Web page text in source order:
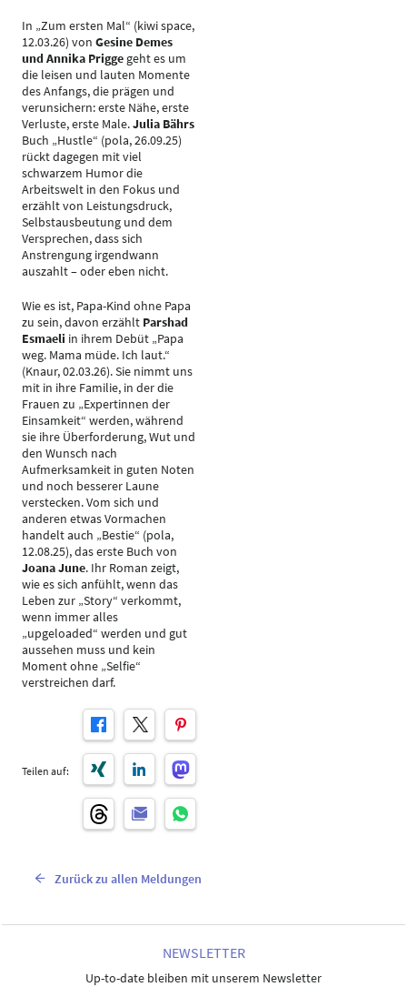
In „Zum ersten Mal“ (kiwi space,
12.03.26) von Gesine Demes
und Annika Prigge geht es um
die leisen und lauten Momente
des Anfangs, die prägen und
verunsichern: erste Nähe, erste
Verluste, erste Male.Julia Bährs
Buch „Hustle“ (pola, 26.09.25)
rückt dagegen mit viel
schwarzem Humor die
Arbeitswelt in den Fokus und
erzählt von Leistungsdruck,
Selbstausbeutung und dem
Versprechen, dass sich
Anstrengung irgendwann
auszahlt – oder eben nicht.
Wie es ist, Papa-Kind ohne Papa
zu sein, davon erzählt Parshad
Esmaeli in ihrem Debüt „Papa
weg. Mama müde. Ich laut.“
(Knaur, 02.03.26). Sie nimmt uns
mit in ihre Familie, in der die
Frauen zu „Expertinnen der
Einsamkeit“ werden, während
sie ihre Überforderung, Wut und
den Wunsch nach
Aufmerksamkeit in guten Noten
und noch besserer Laune
verstecken. Vom sich und
anderen etwas Vormachen
handelt auch „Bestie“ (pola,
12.08.25), das erste Buch von
Joana June. Ihr Roman zeigt,
wie es sich anfühlt, wenn das
Leben zur „Story“ verkommt,
wenn immer alles
„upgeloaded“ werden und gut
aussehen muss und kein
Moment ohne „Selfie“
verstreichen darf.
Teilen auf:
Zurück zu allen Meldungen
NEWSLETTER
Up-to-date bleiben mit unserem Newsletter